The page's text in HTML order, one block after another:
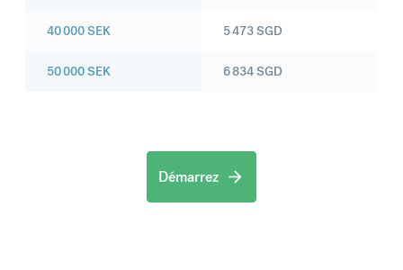
40 000SEK
50 000SEK
5 473SGD
6 834SGD
Démarrez